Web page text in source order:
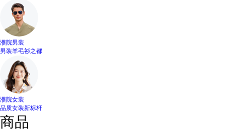
濮院男装
男装羊毛衫之都
濮院女装
品质女装新标杆
商品